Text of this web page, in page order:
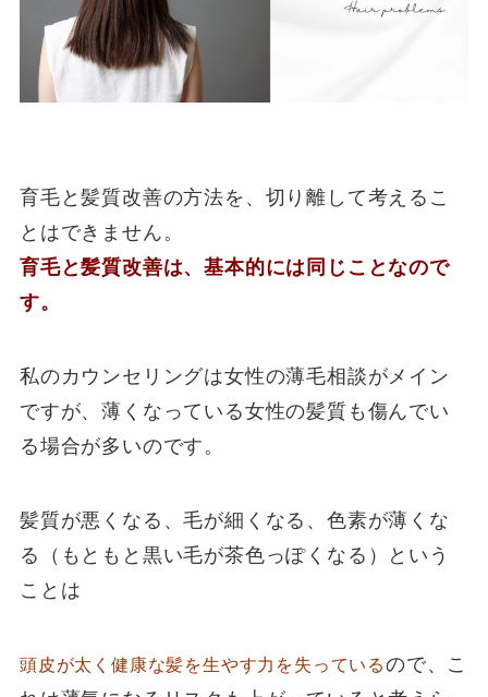
育毛と髪質改善の方法を、切り離して考えるこ
とはできません。
育毛と髪質改善は、基本的には同じことなので
す。
私のカウンセリングは女性の薄毛相談がメイン
ですが、薄くなっている女性の髪質も傷んでい
る場合が多いのです。
髪質が悪くなる、毛が細くなる、色素が薄くな
る（もともと黒い毛が茶色っぽくなる）という
ことは
頭皮が太く健康な髪を生やす力を失っているので、こ